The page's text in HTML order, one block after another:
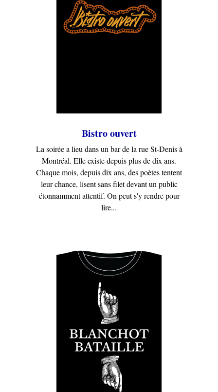
Bistro ouvert
La soirée a lieu dans un bar de la rue St-Denis à
Montréal. Elle existe depuis plus de dix ans.
Chaque mois, depuis dix ans, des poètes tentent
leur chance, lisent sans filet devant un public
étonnamment attentif. On peut s'y rendre pour
lire...